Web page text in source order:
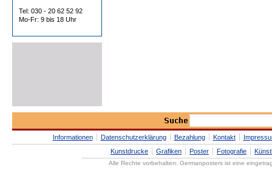
Tel: 030 - 20 62 52 92
Mo-Fr: 9 bis 18 Uhr
Informationen Datenschutzerklärung Bezahlung Kontakt
Kunstdrucke
Grafiken Poster Fotografie
Alle Rechte vorbehalten. Germanposters ist eine